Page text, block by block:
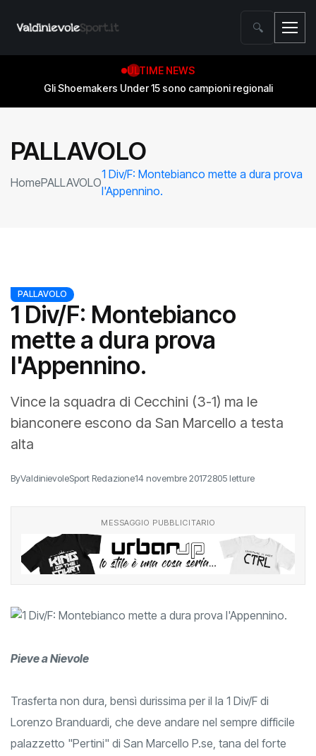
🔍
ULTIME NEWS
Gli Shoemakers Under 15 sono campioni regionali
PALLAVOLO
1 Div/F: Montebianco mette a dura prova
PALLAVOLO
1 Div/F: Montebianco
mette a dura prova
l'Appennino.
Vince la squadra di Cecchini (3-1) ma le
bianconere escono da San Marcello a testa
MESSAGGIO PUBBLICITARIO
Trasferta non dura, bensì durissima per il la 1 Div/F di
Lorenzo Branduardi, che deve andare nel sempre difficile